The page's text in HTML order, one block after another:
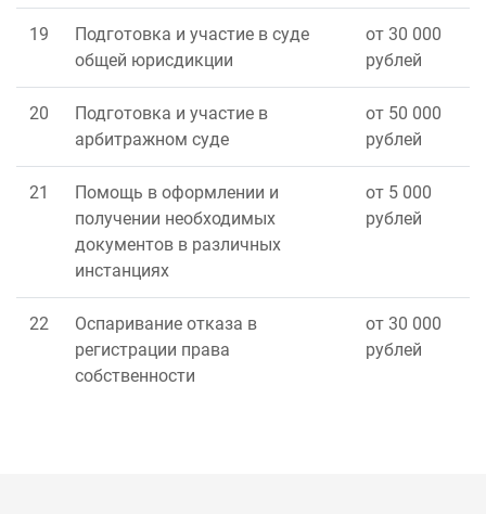
19
Подготовка и участие в суде
общей юрисдикции
от 30 000
рублей
20
Подготовка и участие в
арбитражном суде
от 50 000
рублей
21
Помощь в оформлении и
получении необходимых
документов в различных
инстанциях
от 5 000
рублей
22
Оспаривание отказа в
регистрации права
собственности
от 30 000
рублей